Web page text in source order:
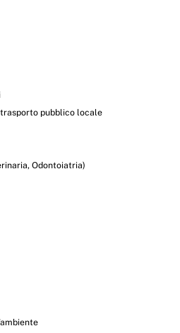
pubblico locale
Odontoiatria)